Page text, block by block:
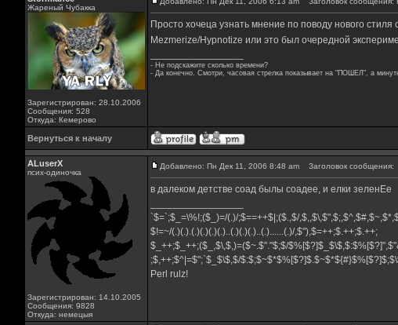
Жареный Чубакка
Зарегистрирован: 28.10.2006
Сообщения: 528
Откуда: Кемерово
Просто хочеца узнать мнение по поводу нового
Mezmerize/Hypnotize или это был очередной
- Не подскажите сколько времени?
- Да конечно. Смотри, часовая стрелка показывает на "ПОШЕЛ", а
Вернуться к началу
ALuserX
псих-одиночка
Зарегистрирован: 14.10.2005
Сообщения: 9828
Откуда: немецыя
Добавлено: Пн Дек 11, 2006 8:48 am Заголовок сообщения:
в далеком детстве соад былы соадее, и елки зеленЕе
`$=`;$_=\%!;($_)=/(.)/;$==++$|;($.,$/
$!=~/(.)(.).(.)(.)(.)(.)..(.)(.)(.)..(.)......(.)/,$"),$=++;$.++;$.++;
$_++;$_++;($_,$\,$,)=($~.$"."$;$/
;$,++;$^|=$";`$_$\$,$/
Perl rulz!